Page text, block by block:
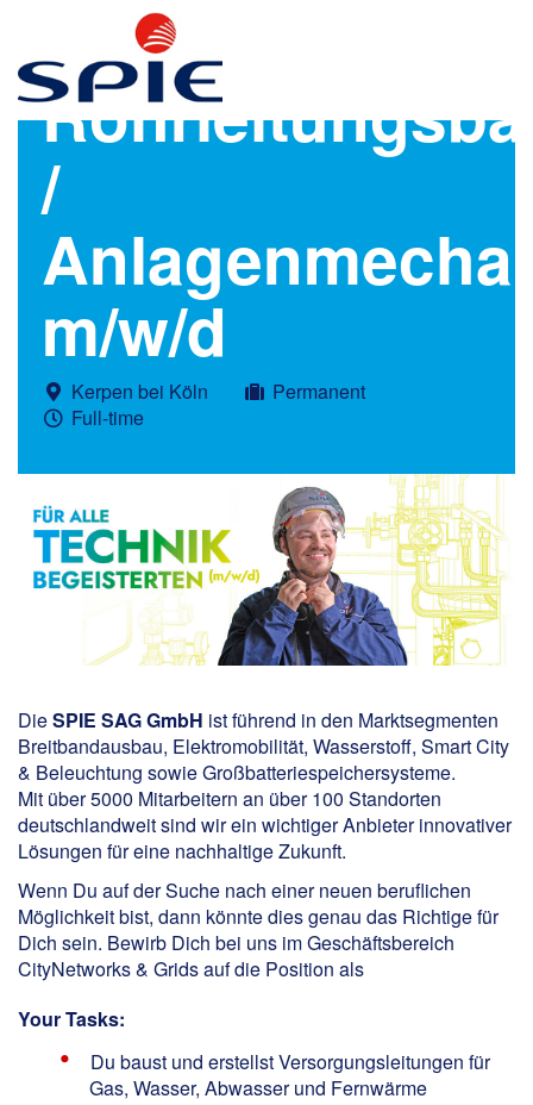
/
m/w/d
Kerpen bei Köln
Permanent
Full-time
DieSPIE SAG GmbH ist führend in den Marktsegmenten
Breitbandausbau, Elektromobilität, Wasserstoff, Smart City
& Beleuchtung sowie Großbatteriespeichersysteme.
Mit über 5000 Mitarbeitern an über 100 Standorten
deutschlandweit sind wir ein wichtiger Anbieter innovativer
Lösungen für eine nachhaltige Zukunft.
Wenn Du auf der Suche nach einer neuen beruflichen
Möglichkeit bist, dann könnte dies genau das Richtige für
Dich sein. Bewirb Dich bei uns im Geschäftsbereich
CityNetworks & Grids auf die Position als
Your Tasks:
Du baust und erstellst Versorgungsleitungen für
Gas, Wasser, Abwasser und Fernwärme